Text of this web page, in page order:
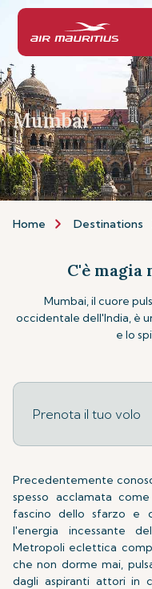
Mumbai
Home Destinations
C'è magia
Mumbai, il cuore
occidentale dell'India, è
e lo
Prenota il tuo volo
Precedentemente
spesso acclamata
fascino dello sfarzo e
l'energia incessante
Metropoli eclettica
che non dorme mai,
dagli aspiranti attori in